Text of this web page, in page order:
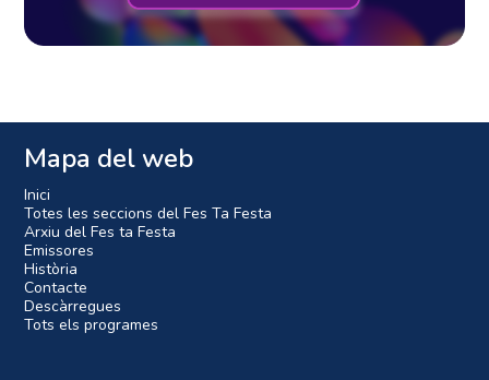
Mapa del web
Inici
Totes les seccions del Fes Ta Festa
Arxiu del Fes ta Festa
Emissores
Història
Contacte
Descàrregues
Tots els programes